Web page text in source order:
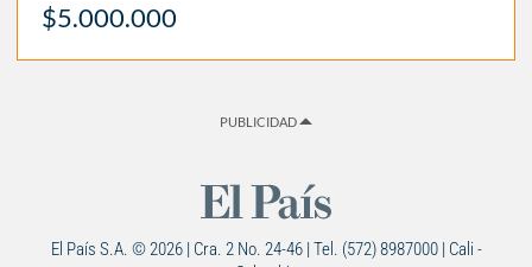
$5.000.000
PUBLICIDAD
El País S.A. © 2026 | Cra. 2 No. 24-46 | Tel. (572) 8987000 | Cali -